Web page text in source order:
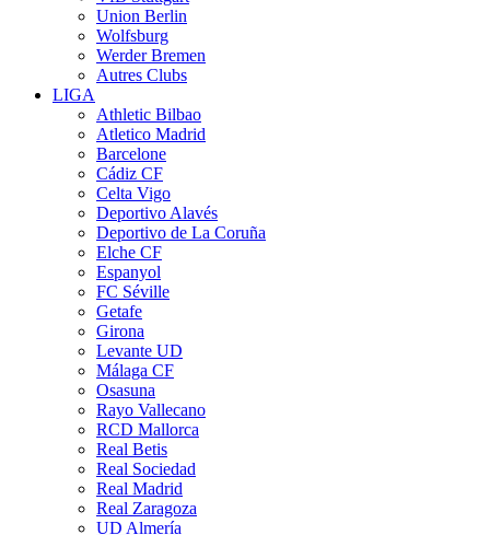
Union Berlin
Wolfsburg
Werder Bremen
Autres Clubs
LIGA
Athletic Bilbao
Atletico Madrid
Barcelone
Cádiz CF
Celta Vigo
Deportivo Alavés
Deportivo de La Coruña
Elche CF
Espanyol
FC Séville
Getafe
Girona
Levante UD
Málaga CF
Osasuna
Rayo Vallecano
RCD Mallorca
Real Betis
Real Sociedad
Real Madrid
Real Zaragoza
UD Almería